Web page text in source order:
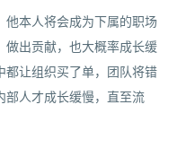
他本人将会成为下属的职场
做出贡献，也大概率成长缓
都让组织买了单，团队将错
部人才成长缓慢，直至流